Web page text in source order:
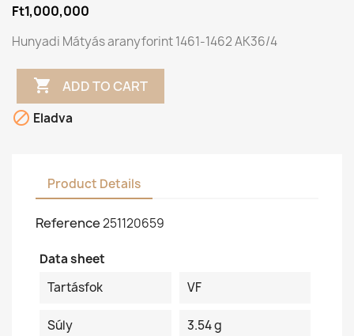
Ft1,000,000
Hunyadi Mátyás aranyforint 1461-1462 AK36/4
 ADD TO CART
 Eladva
Product Details
Reference251120659
Data sheet
Tartásfok
VF
Súly 3.54 g